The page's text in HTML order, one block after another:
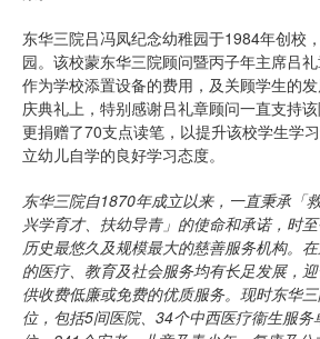
东华三院吕冯凤纪念幼稚园于1984年创校
园。该校蒙东华三院顾问暨丙子年主席吕
作为学校添置设备的费用，及关顾学生的
庆典礼上，特别感谢吕礼章顾问一直支持
更捐赠了70支点读笔，以提升该校学生学
立幼儿自学的良好学习态度。
东华三院自1870年成立以来，一直秉承「
兴学育才、扶幼导青」的使命和承诺，时
历史最悠久及规模最大的慈善服务机构。
的医疗、教育及社会服务均有长足发展，
供收费低廉或免费的优质服务。现时东华
位，包括5间医院、34个中西医疗衞生服